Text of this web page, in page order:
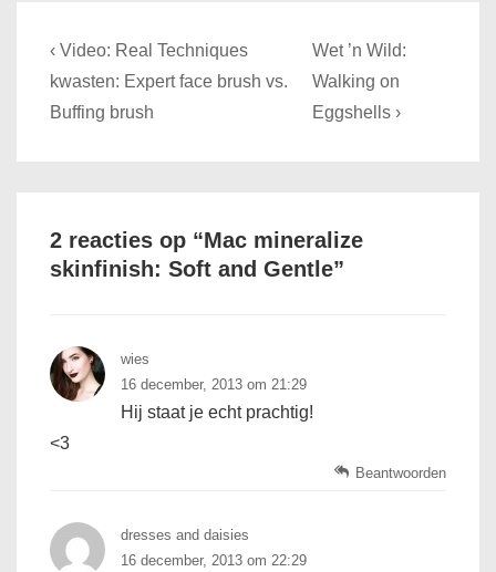
Bericht
navigatie
Previous
Post
is
‹ Video: Real Techniques
kwasten: Expert face brush vs.
Buffing brush
Next
Post
is
Wet ’n Wild:
Walking on
Eggshells ›
2 reacties op “Mac mineralize
skinfinish: Soft and Gentle”
wies
16 december, 2013 om 21:29
Hij staat je echt prachtig!
<3
Beantwoorden
dresses and daisies
16 december, 2013 om 22:29